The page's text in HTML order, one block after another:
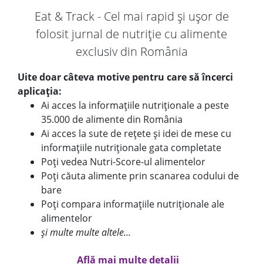
Eat & Track - Cel mai rapid și ușor de
folosit jurnal de nutriție cu alimente
exclusiv din România
Uite doar câteva motive pentru care să încerci
aplicația:
Ai acces la informațiile nutriționale a peste
35.000 de alimente din România
Ai acces la sute de rețete și idei de mese cu
informațiile nutriționale gata completate
Poți vedea Nutri-Score-ul alimentelor
Poți căuta alimente prin scanarea codului de
bare
Poți compara informațiile nutriționale ale
alimentelor
și multe multe altele...
Află mai multe detalii